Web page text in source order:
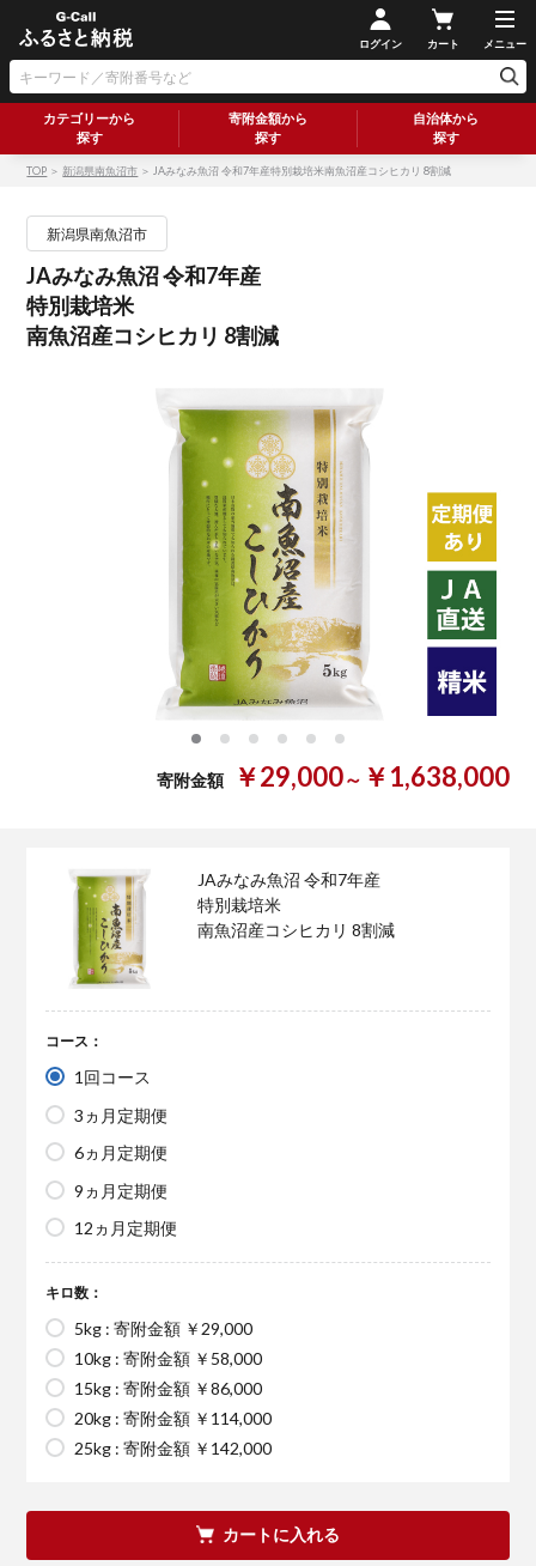
ログイン カート メニュー
カテゴリーから
探す
寄附金額から
探す
自治体から
探す
TOP ＞ 新潟県南魚沼市 ＞ JAみなみ魚沼 令和7年産特別栽培米南魚沼産コシヒカリ 8割減
新潟県南魚沼市
JAみなみ魚沼 令和7年産
特別栽培米
南魚沼産コシヒカリ 8割減
寄附金額 ￥29,000～ ￥1,638,000
JAみなみ魚沼 令和7年産
特別栽培米
南魚沼産コシヒカリ 8割減
コース：
1回コース
3ヵ月定期便
6ヵ月定期便
9ヵ月定期便
12ヵ月定期便
キロ数：
5kg : 寄附金額 ￥29,000
10kg : 寄附金額 ￥58,000
15kg : 寄附金額 ￥86,000
20kg : 寄附金額 ￥114,000
25kg : 寄附金額 ￥142,000
カートに入れる